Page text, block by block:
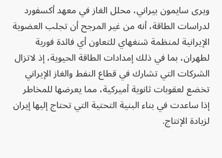
ويرى سايمون بيراني، محلل الغاز في معهد أكسفورد
لدراسات الطاقة، أنه من غير المرجح أن تجلب العضوية
الإيرانية لمنظمة شنغهاي للتعاون أي فائدة فورية
لطهران، بما في ذلك إمدادات الطاقة الحيوية، إذ لاتزال
الشركات التي تشارك في قطاع النفط والغاز الإيراني
تخضع لعقوبات ثانوية أميركية، مما يعرضها للمخاطر
إذا ساعدت في بناء البنية التحتية التي تحتاج إليها إيران
لزيادة الإنتاج.